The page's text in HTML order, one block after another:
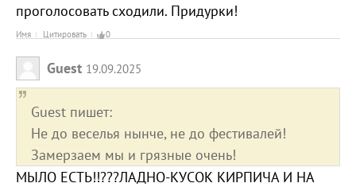
проголосовать сходили. Придурки!
Имя Цитировать 0
Guest 19.09.2025
Guest пишет:
Не до веселья нынче, не до фестивалей!
Замерзаем мы и грязные очень!
МЫЛО ЕСТЬ!!???ЛАДНО-КУСОК КИРПИЧА И НА